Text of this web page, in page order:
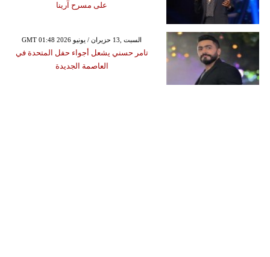
على مسرح آرينا
GMT 01:48 2026 السبت ,13 حزيران / يونيو
تامر حسني يشعل أجواء حفل المتحدة في
العاصمة الجديدة